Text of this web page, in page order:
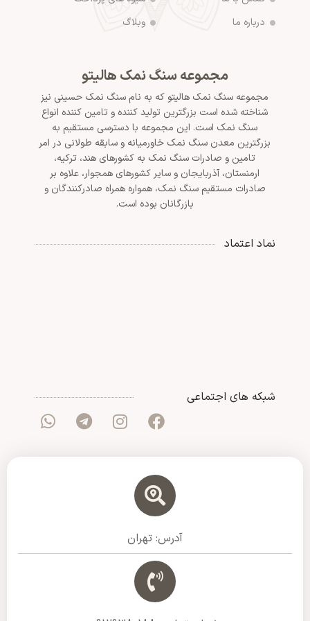
درباره ما
وبلاگ
مجموعه سنگ نمک هالیتو
مجموعه سنگ نمک هالیتو که به نام سنگ نمک حسینی نیز
شناخته شده است بزرگترین تولید کننده و تامین کننده انواع
سنگ نمک است. این مجموعه با دسترسی مستقیم به
بزرگترین معدن سنگ نمک خاورمیانه و سابقه طولانی در امر
تامین و صادرات سنگ نمک به کشورهای هند، ترکیه،
ارمنستان، آذربایجان و سایر کشورهای همجوار، علاوه بر
صادرات مستقیم سنگ نمک، همواره همراه صادرکنندگان و
بازرگانان بوده است.
نماد اعتماد
شبکه های اجتماعی
آدرس: تهران